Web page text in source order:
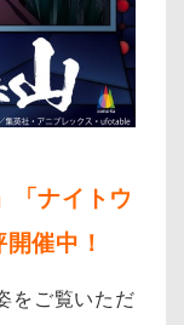
「ナイトウ
催中！
をご覧いただ